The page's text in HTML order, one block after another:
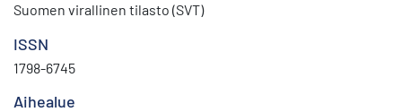
Suomen virallinen tilasto (SVT)
ISSN
1798-6745
Aihealue